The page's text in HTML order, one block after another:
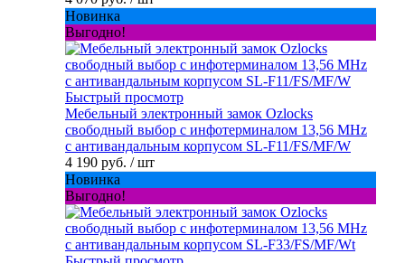
Новинка
Выгодно!
Быстрый просмотр
Мебельный электронный замок Ozlocks
свободный выбор с инфотерминалом 13,56 MHz
с антивандальным корпусом SL-F11/FS/MF/W
4 190 руб. / шт
Новинка
Выгодно!